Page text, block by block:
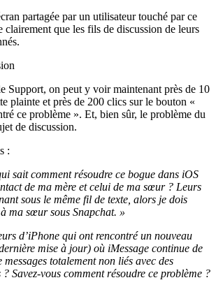
partagée par un utilisateur touché par ce
clairement que les fils de discussion de leurs
Support, on peut y voir maintenant près de 10
plainte et près de 200 clics sur le bouton «
ce problème ». Et, bien sûr, le problème du
de discussion.
:
sait comment résoudre ce bogue dans iOS
de ma mère et celui de ma sœur ? Leurs
sous le même fil de texte, alors je dois
ma sœur sous Snapchat. »
d’iPhone qui ont rencontré un nouveau
mise à jour) où iMessage continue de
totalement non liés avec des
? Savez-vous comment résoudre ce problème ?